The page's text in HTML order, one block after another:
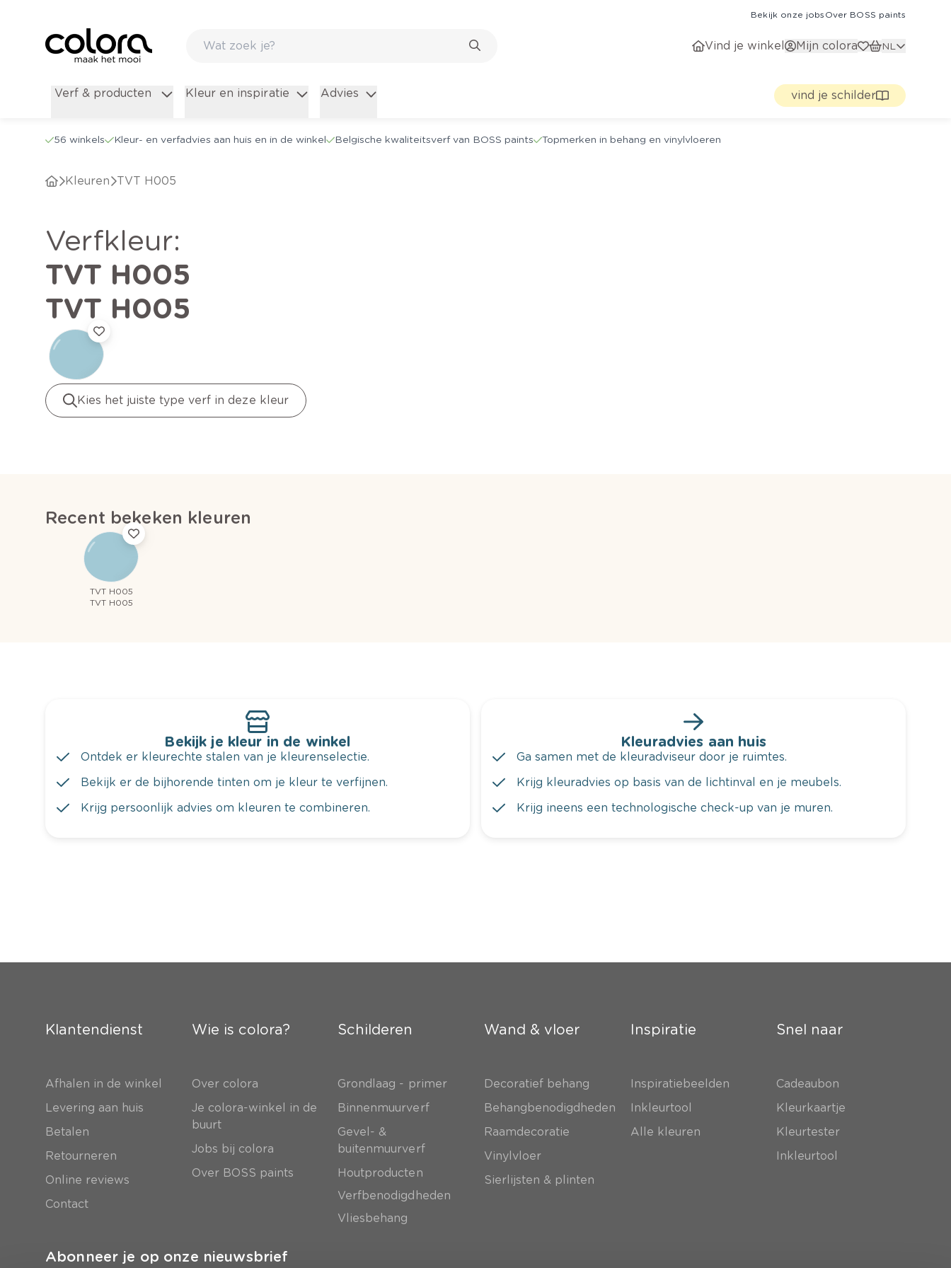
Bekijk onze jobs Over BOSS paints
Vind je winkel Mijn colora NL
Verf & producten Kleur en inspiratie Advies vind je schilder
56 winkels Kleur- en verfadvies aan huis en in de winkel Belgische kwaliteitsverf van BOSS paints Topmerken in behang en vinylvloeren
Kleuren TVT H005
verfkleur:
TVT H005
TVT H005
Kies het juiste type verf in deze kleur
Recent bekeken kleuren
TVT H005
TVT H005
Bekijk je kleur in de winkel
Ontdek er kleurechte stalen van je kleurenselectie.
Bekijk er de bijhorende tinten om je kleur te verfijnen.
Krijg persoonlijk advies om kleuren te combineren.
Kleuradvies aan huis
Ga samen met de kleuradviseur door je ruimtes.
Krijg kleuradvies op basis van de lichtinval en je meubels.
Krijg ineens een technologische check-up van je muren.
Klantendienst
Afhalen in de winkel
Levering aan huis
Betalen
Retourneren
Online reviews
Contact
Wie is colora?
Over colora
Je colora-winkel in de
buurt
Jobs bij colora
Over BOSS paints
Schilderen
Grondlaag - primer
Binnenmuurverf
Gevel- &
buitenmuurverf
Houtproducten
Verfbenodigdheden
Vliesbehang
Wand & vloer
Decoratief behang
Behangbenodigdheden
Raamdecoratie
Vinylvloer
Sierlijsten & plinten
Inspiratie
Inspiratiebeelden
Inkleurtool
Alle kleuren
Snel naar
Cadeaubon
Kleurkaartje
Kleurtester
Inkleurtool
Abonneer je op onze nieuwsbrief